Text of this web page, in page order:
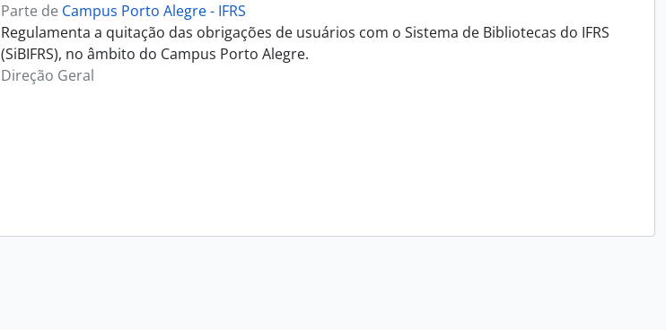
Parte de Campus Porto Alegre - IFRS
Regulamenta a quitação das obrigações de usuários com o Sistema de Bibliotecas do IFRS
(SiBIFRS), no âmbito do Campus Porto Alegre.
Direção Geral